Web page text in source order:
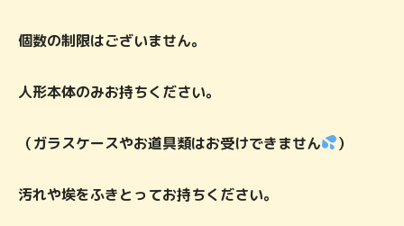
個数の制限はございません。
人形本体のみお持ちください。
（ガラスケースやお道具類はお受けできません ）
汚れや埃をふきとってお持ちください。